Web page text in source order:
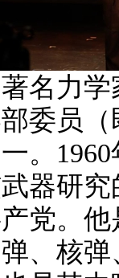
力学
委员
。
器研究
党。
、核